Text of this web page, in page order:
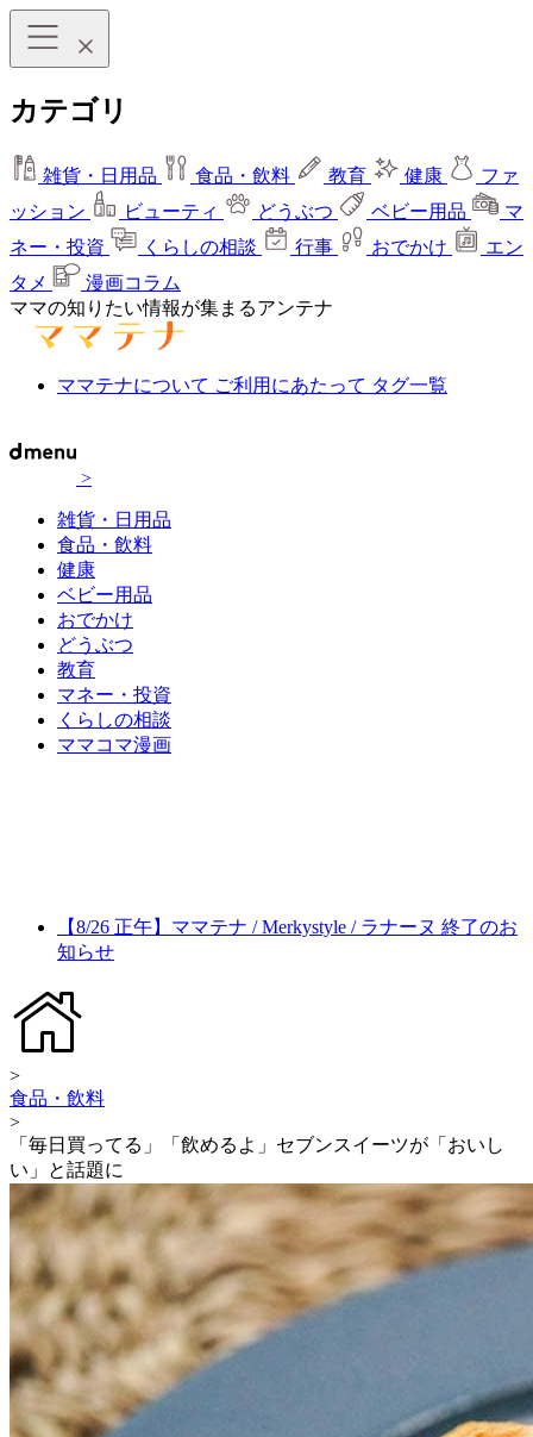
カテゴリ
雑貨・日用品 食品・飲料 教育 健康
ファ
ッション
ビューティ どうぶつ ベビー用品
マ
ネー・投資
くらしの相談 行事 おでかけ
エン
タメ
漫画コラム
ママの知りたい情報が集まるアンテナ
ママテナについて ご利用にあたって タグ一覧
>
雑貨・日用品
食品・飲料
健康
ベビー用品
おでかけ
どうぶつ
教育
マネー・投資
くらしの相談
ママコマ漫画
【8/26 正午】ママテナ / Merkystyle / ラナーヌ 終了のお
知らせ
>
食品・飲料
>
「毎日買ってる」「飲めるよ」セブンスイーツが「おいし
い」と話題に